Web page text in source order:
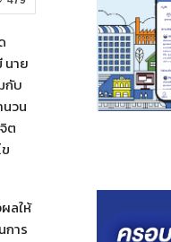
นาย
กับ
วน
ต
ลให้
การ